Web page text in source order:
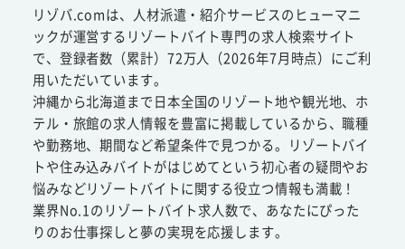
リゾバ.comは、人材派遣・紹介サービスのヒューマニ
ックが運営するリゾートバイト専門の求人検索サイト
で、登録者数（累計）72万人（2026年7月時点）にご利
用いただいています。
沖縄から北海道まで日本全国のリゾート地や観光地、ホ
テル・旅館の求人情報を豊富に掲載しているから、職種
や勤務地、期間など希望条件で見つかる。リゾートバイ
トや住み込みバイトがはじめてという初心者の疑問やお
悩みなどリゾートバイトに関する役立つ情報も満載！
業界No.1のリゾートバイト求人数で、あなたにぴった
りのお仕事探しと夢の実現を応援します。